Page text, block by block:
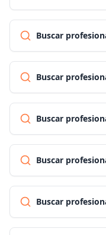
Buscar
Buscar
Buscar
Buscar
Buscar